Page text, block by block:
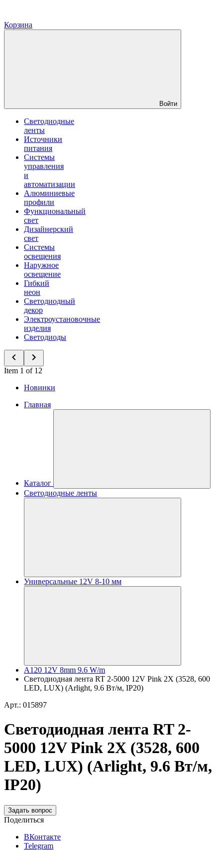
Корзина
Войти
Светодиодные
ленты
Источники
питания
Системы
управления
и
автоматизации
Алюминиевые
профили
Функциональный
свет
Дизайнерский
свет
Системы
освещения
Наружное
освещение
Гибкий
неон
Светодиодный
декор
Электроустановочные
изделия
Светодиоды
Item 1 of 12
Новинки
Главная
Каталог
Светодиодные ленты
Универсальные 12V 8-10 мм
A120 12V 8mm 9.6 W/m
Светодиодная лента RT 2-5000 12V Pink 2X (3528, 600
LED, LUX) (Arlight, 9.6 Вт/м, IP20)
Арт.: 015897
Светодиодная лента RT 2-
5000 12V Pink 2X (3528, 600
LED, LUX) (Arlight, 9.6 Вт/м,
IP20)
Задать вопрос
Поделиться
ВКонтакте
Telegram